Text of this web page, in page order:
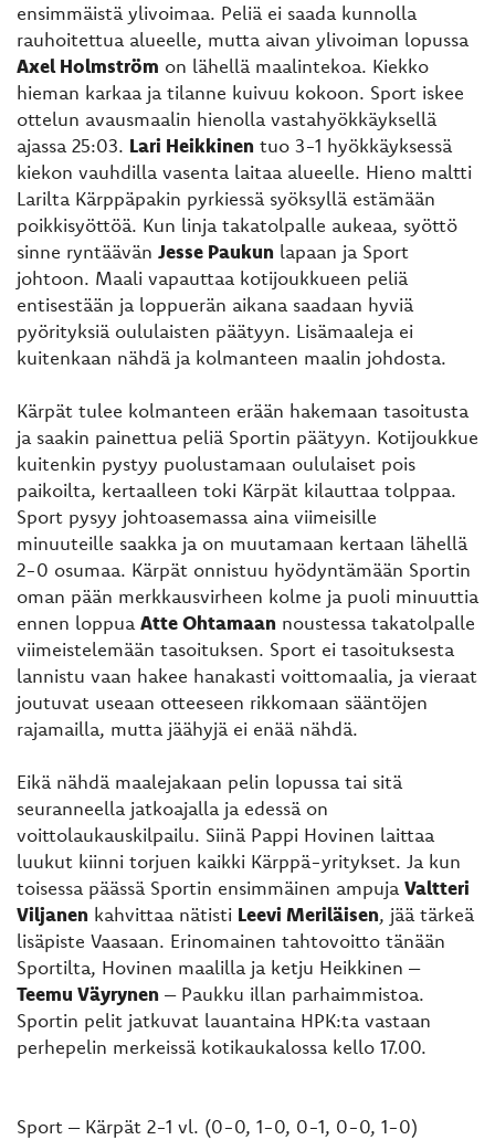
ensimmäistä ylivoimaa. Peliä ei saada kunnolla
rauhoitettua alueelle, mutta aivan ylivoiman lopussa
Axel Holmström on lähellä maalintekoa. Kiekko
hieman karkaa ja tilanne kuivuu kokoon. Sport iskee
ottelun avausmaalin hienolla vastahyökkäyksellä
ajassa 25:03. Lari Heikkinen tuo 3-1 hyökkäyksessä
kiekon vauhdilla vasenta laitaa alueelle. Hieno maltti
Larilta Kärppäpakin pyrkiessä syöksyllä estämään
poikkisyöttöä. Kun linja takatolpalle aukeaa, syöttö
sinne ryntäävän Jesse Paukun lapaan ja Sport
johtoon. Maali vapauttaa kotijoukkueen peliä
entisestään ja loppuerän aikana saadaan hyviä
pyörityksiä oululaisten päätyyn. Lisämaaleja ei
kuitenkaan nähdä ja kolmanteen maalin johdosta.
Kärpät tulee kolmanteen erään hakemaan tasoitusta
ja saakin painettua peliä Sportin päätyyn. Kotijoukkue
kuitenkin pystyy puolustamaan oululaiset pois
paikoilta, kertaalleen toki Kärpät kilauttaa tolppaa.
Sport pysyy johtoasemassa aina viimeisille
minuuteille saakka ja on muutamaan kertaan lähellä
2-0 osumaa. Kärpät onnistuu hyödyntämään Sportin
oman pään merkkausvirheen kolme ja puoli minuuttia
ennen loppua Atte Ohtamaan noustessa takatolpalle
viimeistelemään tasoituksen. Sport ei tasoituksesta
lannistu vaan hakee hanakasti voittomaalia, ja vieraat
joutuvat useaan otteeseen rikkomaan sääntöjen
rajamailla, mutta jäähyjä ei enää nähdä.
Eikä nähdä maalejakaan pelin lopussa tai sitä
seuranneella jatkoajalla ja edessä on
voittolaukauskilpailu. Siinä Pappi Hovinen laittaa
luukut kiinni torjuen kaikki Kärppä-yritykset. Ja kun
toisessa päässä Sportin ensimmäinen ampuja Valtteri
Viljanen kahvittaa nätisti Leevi Meriläisen, jää tärkeä
lisäpiste Vaasaan. Erinomainen tahtovoitto tänään
Sportilta, Hovinen maalilla ja ketju Heikkinen –
Teemu Väyrynen – Paukku illan parhaimmistoa.
Sportin pelit jatkuvat lauantaina HPK:ta vastaan
perhepelin merkeissä kotikaukalossa kello 17.00.
Sport – Kärpät 2-1 vl. (0-0, 1-0, 0-1, 0-0, 1-0)